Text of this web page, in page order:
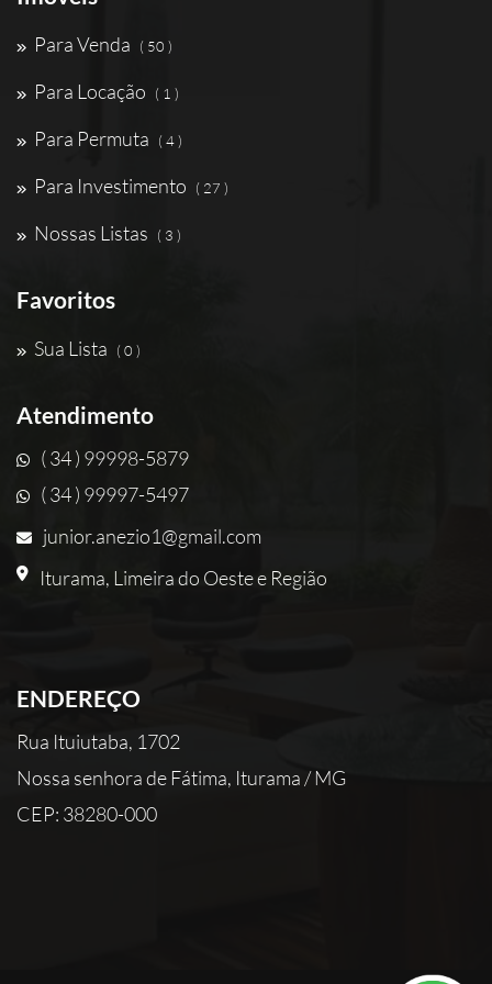
Para Venda ( 50 )
Para Locação ( 1 )
Para Permuta ( 4 )
Para Investimento ( 27 )
Nossas Listas ( 3 )
Favoritos
Sua Lista ( 0 )
Atendimento
( 34 ) 99998-5879
( 34 ) 99997-5497
junior.anezio1@gmail.com
Iturama, Limeira do Oeste e Região
ENDEREÇO
Rua Ituiutaba, 1702
Nossa senhora de Fátima, Iturama / MG
CEP: 38280-000